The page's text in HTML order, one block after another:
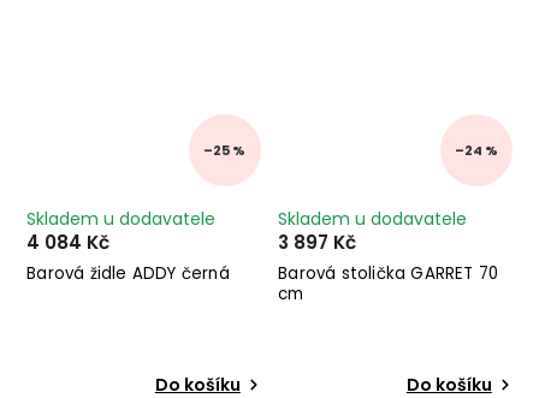
–25 %
Barová židle ADDY černá
Skladem u dodavatele
4 084 Kč
Do košíku
–24 %
Barová stolička GARRET 70
cm
Skladem u dodavatele
3 897 Kč
Do košíku